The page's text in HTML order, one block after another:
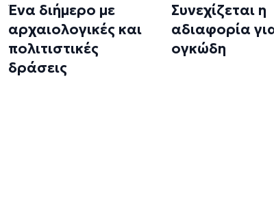
Ένα διήμερο με
αρχαιολογικές και
πολιτιστικές
δράσεις
Συνεχίζεται η
αδιαφορία
ογκώδη